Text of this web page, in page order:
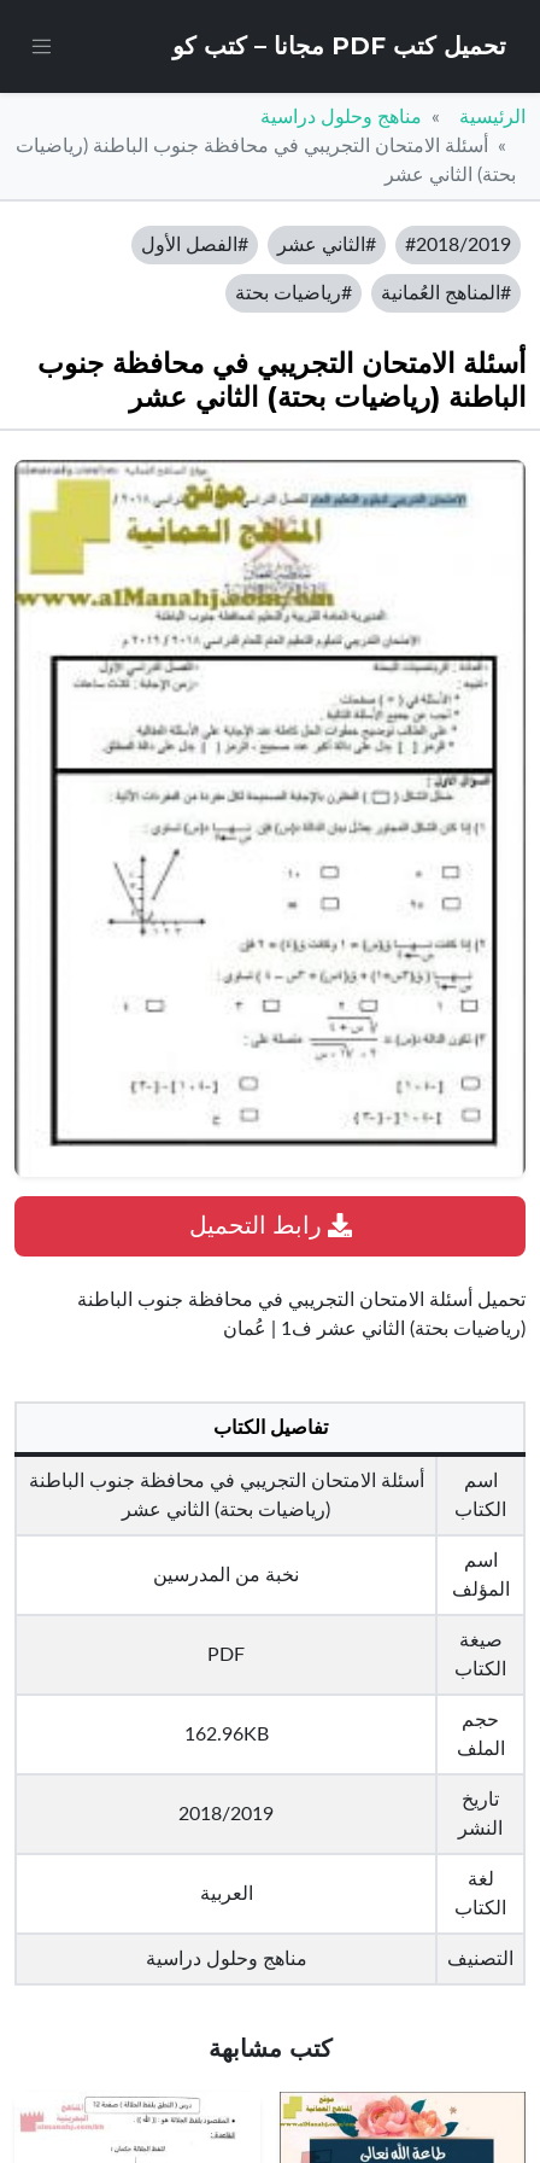
تحميل كتب PDF مجانا – كتب كو
الرئيسية
مناهج وحلول دراسية
أسئلة الامتحان التجريبي في محافظة جنوب الباطنة (رياضيات
بحتة) الثاني عشر
#2018/2019 #الثاني عشر #الفصل الأول
#المناهج العُمانية #رياضيات بحتة
أسئلة الامتحان التجريبي في محافظة جنوب
الباطنة (رياضيات بحتة) الثاني عشر
تحميل أسئلة الامتحان التجريبي في محافظة جنوب الباطنة
(رياضيات بحتة) الثاني عشر ف1 | عُمان
تفاصيل الكتاب
اسم
الكتاب
أسئلة الامتحان التجريبي في محافظة جنوب الباطنة
(رياضيات بحتة) الثاني عشر
اسم
المؤلف
نخبة من المدرسين
صيغة
الكتاب
PDF
حجم
الملف
162.96KB
تاريخ
النشر
2018/2019
لغة
الكتاب
العربية
التصنيف مناهج وحلول دراسية
كتب مشابهة